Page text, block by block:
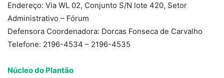
Endereço: Via WL 02, Conjunto S/N lote 420, Setor
Administrativo – Fórum
Defensora Coordenadora: Dorcas Fonseca de Carvalho
Telefone: 2196-4534 – 2196-4535
Núcleo do Plantão